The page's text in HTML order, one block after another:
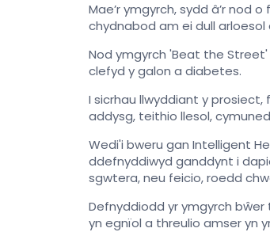
Mae’r ymgyrch, sydd â’r nod
chydnabod am ei dull arloesol
Nod ymgyrch 'Beat the
clefyd y galon a diabetes.
I sicrhau llwyddiant y
addysg, teithio llesol,
Wedi'i bweru gan Intelligent
ddefnyddiwyd ganddynt i
sgwtera, neu feicio, roedd
Defnyddiodd yr ymgyrch
yn egnïol a threulio amser yn